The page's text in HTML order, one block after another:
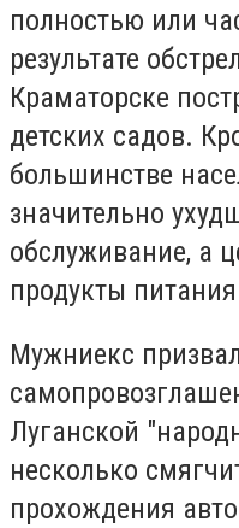
полностью или
результате
Краматорске
детских садов.
большинстве
значительно
обслуживание, а
продукты
Мужниекс
Луганской
несколько
прохождения